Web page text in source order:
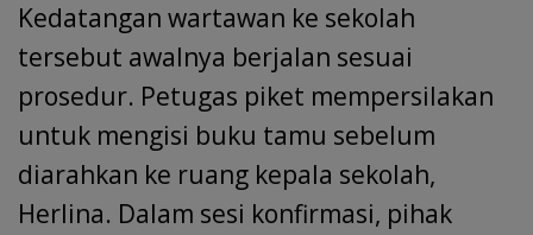
Kedatangan wartawan ke sekolah
tersebut awalnya berjalan sesuai
prosedur. Petugas piket mempersilakan
untuk mengisi buku tamu sebelum
diarahkan ke ruang kepala sekolah,
Herlina. Dalam sesi konfirmasi, pihak